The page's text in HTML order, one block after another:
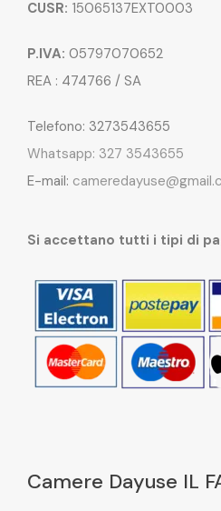
CUSR: 15065137EXT0003
P.IVA: 05797070652
REA : 474766 / SA
Telefono: 3273543655
Whatsapp: 327 3543655
E-mail:
Si accettano tutti i tipi di
Camere Dayuse IL